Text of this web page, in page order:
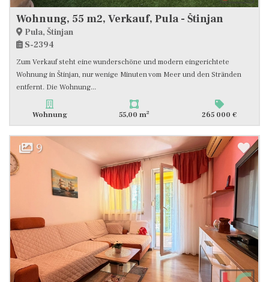
Wohnung, 55 m2, Verkauf, Pula - Štinjan
Pula, Štinjan
S-2394
Zum Verkauf steht eine wunderschöne und modern eingerichtete
Wohnung in Štinjan, nur wenige Minuten vom Meer und den Stränden
entfernt. Die Wohnung...
Wohnung 55,00 m2 265 000 €
9